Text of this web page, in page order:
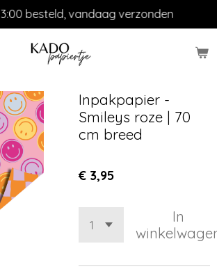
besteld, vandaag verzonden
Inpakpapier -
Smileys roze | 70
cm breed
€ 3,95
In